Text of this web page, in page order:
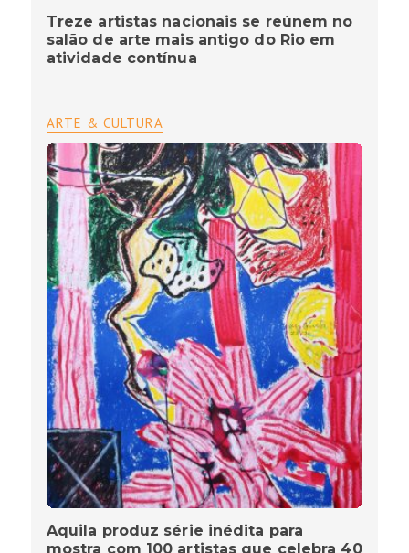
Treze artistas nacionais se reúnem no
salão de arte mais antigo do Rio em
atividade contínua
ARTE & CULTURA
Aquila produz série inédita para
mostra com 100 artistas que celebra 40